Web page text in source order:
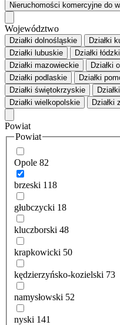
Nieruchomości komercyjne do
Województwo
Działki dolnośląskie Działki
Działki lubuskie
Działki
Działki mazowieckie
Działki
Działki podlaskie
Działki
Działki świętokrzyskie
Działki wielkopolskie
Działki
Powiat
Powiat
Opole 82
brzeski 118
głubczycki 18
kluczborski 48
krapkowicki 50
kędzierzyńsko-kozielski 73
namysłowski 52
nyski 141